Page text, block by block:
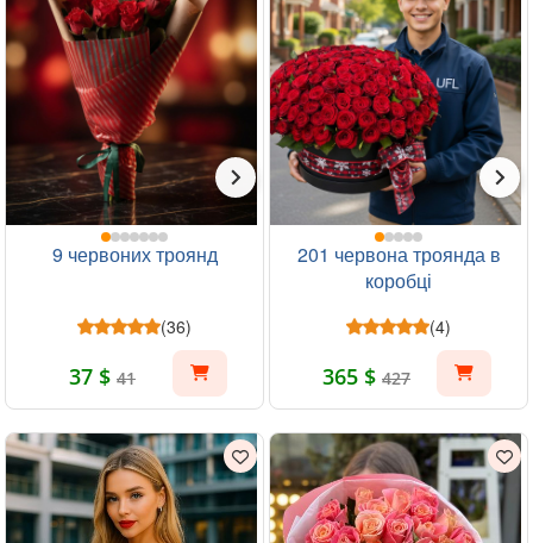
9 червоних троянд
(36)
37 $ 41
201 червона троянда в
коробці
(4)
365 $ 427